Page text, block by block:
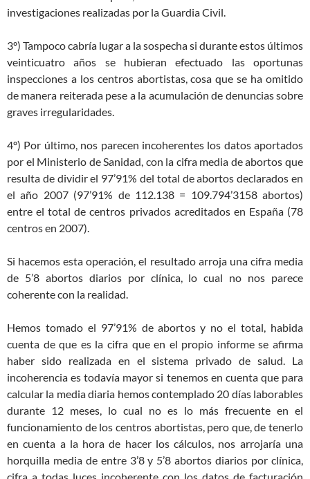
investigaciones realizadas por la Guardia Civil.
3º) Tampoco cabría lugar a la sospecha si durante estos últimos
veinticuatro años se hubieran efectuado las oportunas
inspecciones a los centros abortistas, cosa que se ha omitido
de manera reiterada pese a la acumulación de denuncias sobre
graves irregularidades.
4º) Por último, nos parecen incoherentes los datos aportados
por el Ministerio de Sanidad, con la cifra media de abortos que
resulta de dividir el 97’91% del total de abortos declarados en
el año 2007 (97’91% de 112.138 = 109.794’3158 abortos)
entre el total de centros privados acreditados en España (78
centros en 2007).
Si hacemos esta operación, el resultado arroja una cifra media
de 5’8 abortos diarios por clínica, lo cual no nos parece
coherente con la realidad.
Hemos tomado el 97’91% de abortos y no el total, habida
cuenta de que es la cifra que en el propio informe se afirma
haber sido realizada en el sistema privado de salud. La
incoherencia es todavía mayor si tenemos en cuenta que para
calcular la media diaria hemos contemplado 20 días laborables
durante 12 meses, lo cual no es lo más frecuente en el
funcionamiento de los centros abortistas, pero que, de tenerlo
en cuenta a la hora de hacer los cálculos, nos arrojaría una
horquilla media de entre 3’8 y 5’8 abortos diarios por clínica,
cifra a todas luces incoherente con los datos de facturación